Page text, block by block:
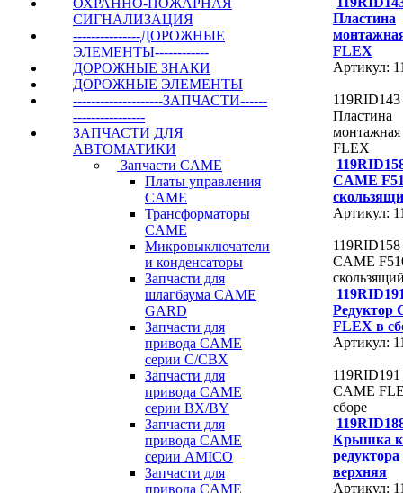
ОХРАННО-ПОЖАРНАЯ
СИГНАЛИЗАЦИЯ
---------------ДОРОЖНЫЕ
ЭЛЕМЕНТЫ------------
ДОРОЖНЫЕ ЗНАКИ
ДОРОЖНЫЕ ЭЛЕМЕНТЫ
--------------------ЗАПЧАСТИ------
----------------
ЗАПЧАСТИ ДЛЯ
АВТОМАТИКИ
Запчасти CAME
Платы управления
CAME
Трансформаторы
CAME
Микровыключатели
и конденсаторы
Запчасти для
шлагбаума CAME
GARD
Запчасти для
привода CAME
серии C/СВХ
Запчасти для
привода CAME
серии ВХ/ВY
Запчасти для
привода CAME
серии AMICO
Запчасти для
привода CAME
Пластина
FLEX
Артикул:
119RID143
Пластина
FLEX
CAME
Артикул:
CAME
Редуктор
FLEX в
Артикул:
119RID191
CAME
сборе
Крышка
верхняя
Артикул: